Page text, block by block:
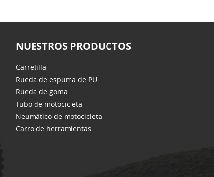
NUESTROS PRODUCTOS
Carretilla
Rueda de espuma de PU
Rueda de goma
Tubo de motocicleta
Neumático de motocicleta
Carro de herramientas